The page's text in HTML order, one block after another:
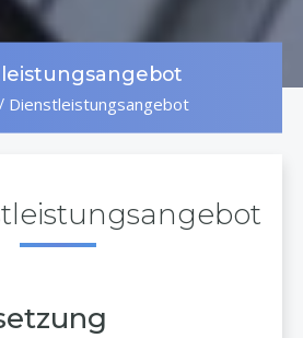
/ Dienstleistungsangebot